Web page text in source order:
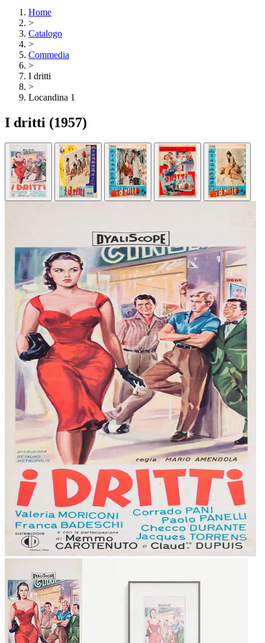
Home
>
Catalogo
>
Commedia
>
I dritti
>
Locandina 1
I dritti (1957)